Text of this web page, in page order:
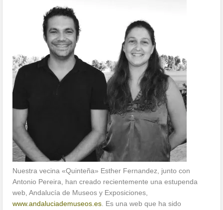
Nuestra vecina «Quinteña» Esther Fernandez, junto con
Antonio Pereira, han creado recientemente una estupenda
web, Andalucía de Museos y Exposiciones,
www.andaluciademuseos.es . Es una web que ha sido